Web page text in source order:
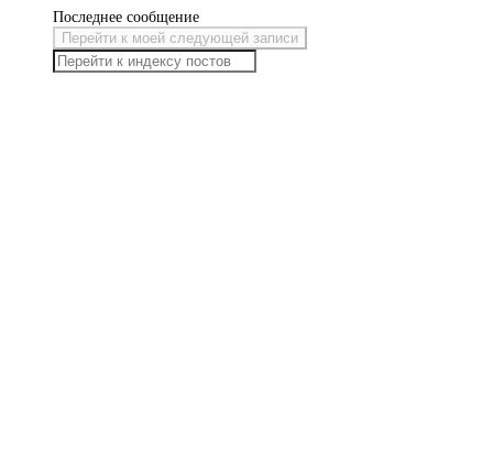
Последнее сообщение
Перейти к моей следующей записи